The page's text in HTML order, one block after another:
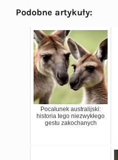
Podobne artykuły:
Pocałunek australijski:
historia tego niezwykłego
gestu zakochanych